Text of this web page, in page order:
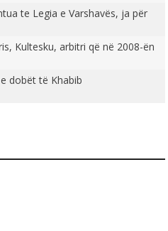
te Legia e Varshavës, ja për
Kultesku, arbitri që në 2008-ën
dobët të Khabib